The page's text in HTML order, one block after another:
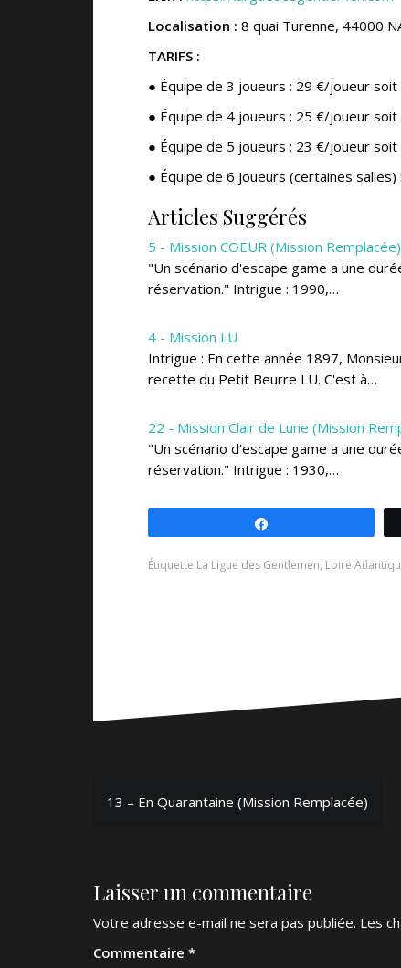
Localisation : 8 quai Turenne, 44000
TARIFS :
● Équipe de 3 joueurs : 29 €/joueur soit
● Équipe de 4 joueurs : 25 €/joueur soit
● Équipe de 5 joueurs : 23 €/joueur soit
● Équipe de 6 joueurs (certaines
Articles Suggérés
5 - Mission COEUR (Mission Remplacée)
"Un scénario d'escape game a une
réservation." Intrigue : 1990,…
4 - Mission LU
Intrigue : En cette année 1897,
recette du Petit Beurre LU. C'est à…
22 - Mission Clair de Lune (Mission
"Un scénario d'escape game a une
réservation." Intrigue : 1930,…
Étiquette La Ligue des Gentlemen, Loire
Navigation
13 – En Quarantaine (Mission Remplacée)
Laisser un commentaire
Votre adresse e-mail ne sera pas publiée. Les
Commentaire *